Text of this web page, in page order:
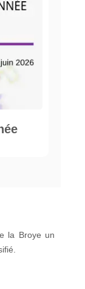
la Broye un